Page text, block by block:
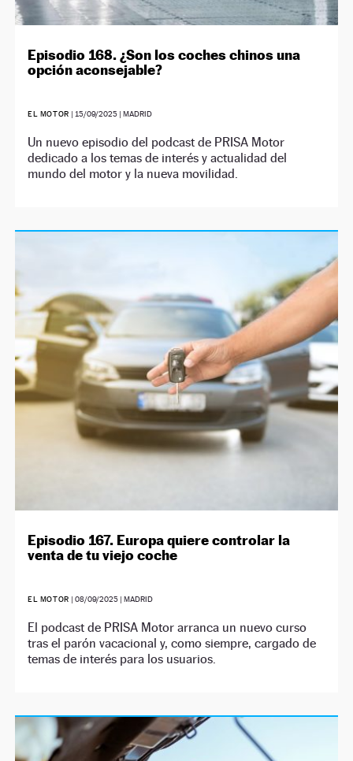
Episodio 168. ¿Son los coches chinos una
opción aconsejable?
EL MOTOR | 15/09/2025| MADRID
Un nuevo episodio del podcast de PRISA Motor
dedicado a los temas de interés y actualidad del
mundo del motor y la nueva movilidad.
Episodio 167. Europa quiere controlar la
venta de tu viejo coche
EL MOTOR | 08/09/2025| MADRID
El podcast de PRISA Motor arranca un nuevo curso
tras el parón vacacional y, como siempre, cargado de
temas de interés para los usuarios.